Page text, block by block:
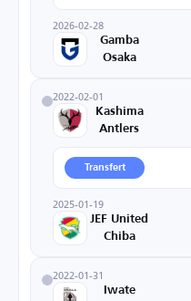
2026-02-28
Gamba
Osaka
2022-02-01
Kashima
Antlers
Transfert
2025-01-19
JEF United
Chiba
2022-01-31
Iwate